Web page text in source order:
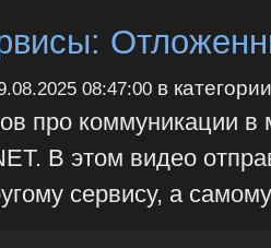
08:47:00в категории
про коммуникации в
В этом видео
сервису, а